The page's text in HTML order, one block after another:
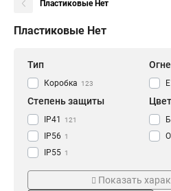
Пластиковые Нет
Пластиковые Нет
Тип
Коробка 123
Степень защиты
IP41 121
IP56 1
IP55 1
Цвет
Размер
100х100х55мм 2
Показать